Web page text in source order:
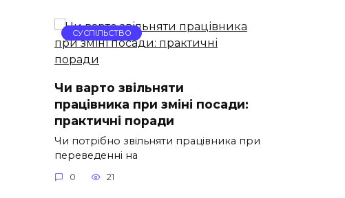
СУСПІЛЬСТВО
Чи варто звільняти
працівника при зміні посади:
практичні поради
Чи потрібно звільняти працівника при
переведенні на
0 21